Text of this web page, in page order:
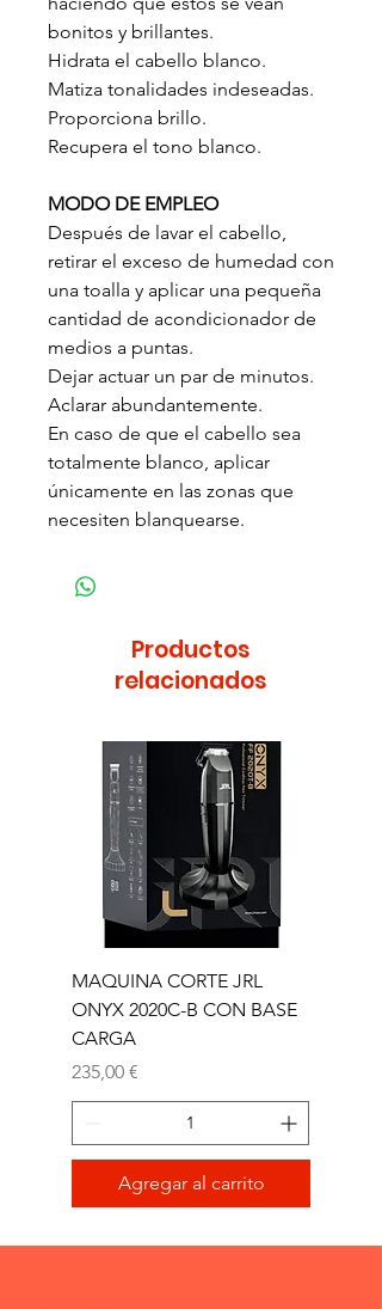
bonitos y brillantes.
Hidrata el cabello blanco.
Matiza tonalidades indeseadas.
Proporciona brillo.
Recupera el tono blanco.
MODO DE EMPLEO
Después de lavar el cabello,
retirar el exceso de humedad con
una toalla y aplicar una pequeña
cantidad de acondicionador de
medios a puntas.
Dejar actuar un par de minutos.
Aclarar abundantemente.
En caso de que el cabello sea
totalmente blanco, aplicar
únicamente en las zonas que
necesiten blanquearse.
Productos
relacionados
MAQUINA CORTE JRL
ONYX 2020C-B CON BASE
CARGA
Precio
235,00 €
Agregar al carrito